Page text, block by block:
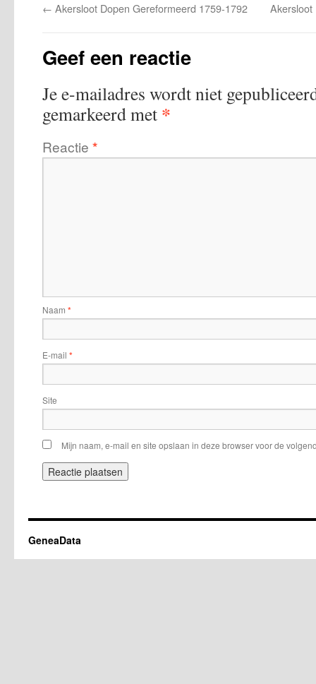
← Akersloot Dopen Gereformeerd 1759-1792
Geef een reactie
Je e-mailadres wordt niet
gemarkeerd met *
Reactie *
Naam *
E-mail *
Site
Mijn naam, e-mail en site opslaan in deze browser voor de
GeneaData